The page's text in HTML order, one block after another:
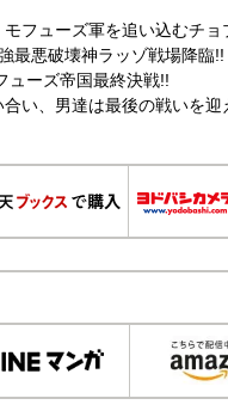
フューズ軍を追い込むチョ
最悪破壊神ラッゾ戦場降臨
ューズ帝国最終決戦!!
合い、男達は最後の戦いを